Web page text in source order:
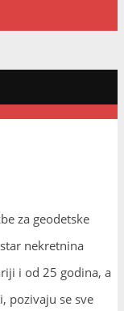
za geodetske
nekretnina
i od 25 godina, a
pozivaju se sve